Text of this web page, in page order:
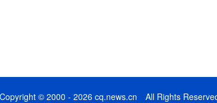
Copyright © 2000 - 2026 cq.news.cn All Rights